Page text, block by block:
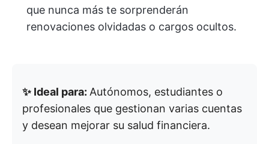
que nunca más te sorprenderán
renovaciones olvidadas o cargos ocultos.
✨ Ideal para: Autónomos, estudiantes o
profesionales que gestionan varias cuentas
y desean mejorar su salud financiera.